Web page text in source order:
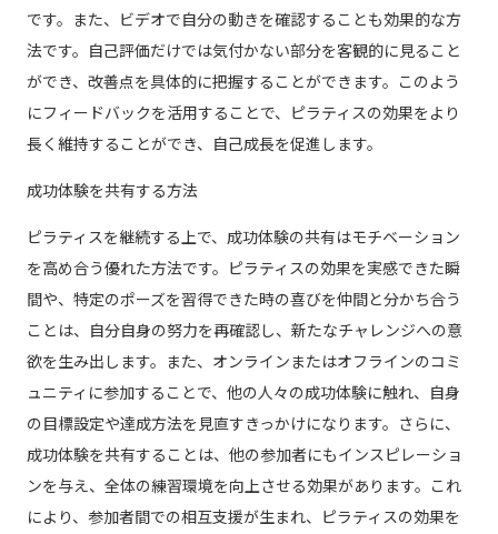
です。また、ビデオで自分の動きを確認することも効果的な方
法です。自己評価だけでは気付かない部分を客観的に見ること
ができ、改善点を具体的に把握することができます。このよう
にフィードバックを活用することで、ピラティスの効果をより
長く維持することができ、自己成長を促進します。
成功体験を共有する方法
ピラティスを継続する上で、成功体験の共有はモチベーション
を高め合う優れた方法です。ピラティスの効果を実感できた瞬
間や、特定のポーズを習得できた時の喜びを仲間と分かち合う
ことは、自分自身の努力を再確認し、新たなチャレンジへの意
欲を生み出します。また、オンラインまたはオフラインのコミ
ュニティに参加することで、他の人々の成功体験に触れ、自身
の目標設定や達成方法を見直すきっかけになります。さらに、
成功体験を共有することは、他の参加者にもインスピレーショ
ンを与え、全体の練習環境を向上させる効果があります。これ
により、参加者間での相互支援が生まれ、ピラティスの効果を